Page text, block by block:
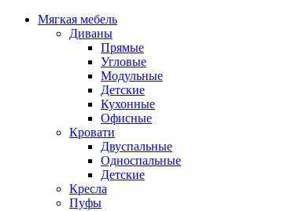
Мягкая мебель
Диваны
Прямые
Угловые
Модульные
Детские
Кухонные
Офисные
Кровати
Двуспальные
Односпальные
Детские
Кресла
Пуфы